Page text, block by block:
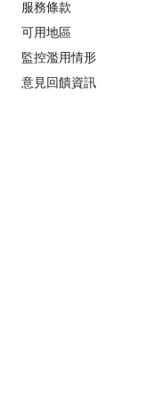
服務條款
可用地區
監控濫用情形
意見回饋資訊